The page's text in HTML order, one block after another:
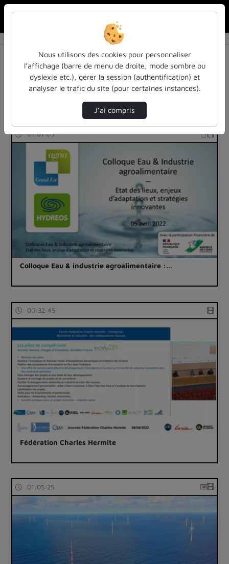
Résultats de la recherche
Filtres actifs (cliquer pour en retirer) :
colloques-et-conferences
technologies
01:01:03
Colloque Eau & industrie agroalimentaire :…
00:32:45
Fédération Charles Hermite
01:05:25
Nous utilisons des cookies pour personnaliser
l’affichage (barre de menu de droite, mode sombre ou
dyslexie etc.), gérer la session (authentification) et
analyser le trafic du site (pour certaines instances).
J’ai compris